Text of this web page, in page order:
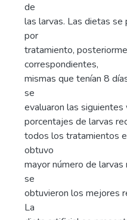
de
las larvas. Las dietas
por
tratamiento,
correspondientes,
mismas que tenían 8
se
evaluaron las siguientes
porcentajes de larvas
todos los tratamientos
obtuvo
mayor número de
se
obtuvieron los mejores
La